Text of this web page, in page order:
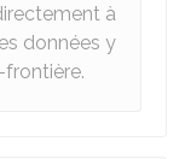
à
données y